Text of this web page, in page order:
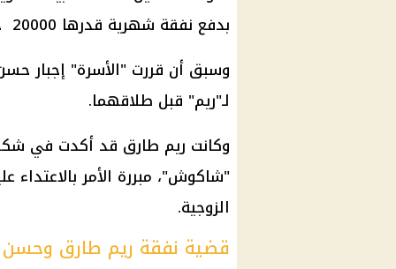
بدفع نفقة شهرية قدرها 20000 جنيه لزوجته السابقة.
لـ"ريم" قبل طلاقهما.
وكانت ريم طارق قد أكدت في
"شاكوش"، مبررة الأمر بالاعتداء
الزوجية.
قضية نفقة ريم طارق